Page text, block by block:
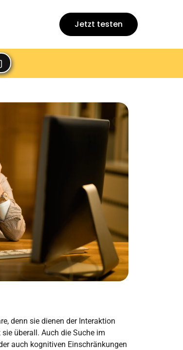
Jetzt testen
denn sie dienen der Interaktion
überall. Auch die Suche im
auch kognitiven Einschränkungen